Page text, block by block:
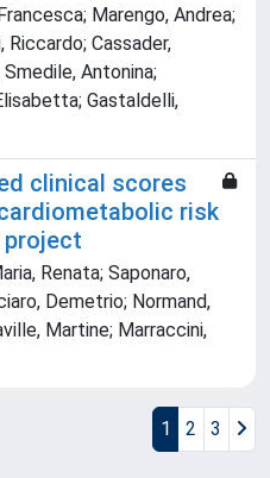
Marengo, Andrea;
Cassader,
Smedile, Antonina;
Gastaldelli,
clinical scores
risk
project
Renata; Saponaro,
Demetrio; Normand,
Martine; Marraccini,
1 2 3